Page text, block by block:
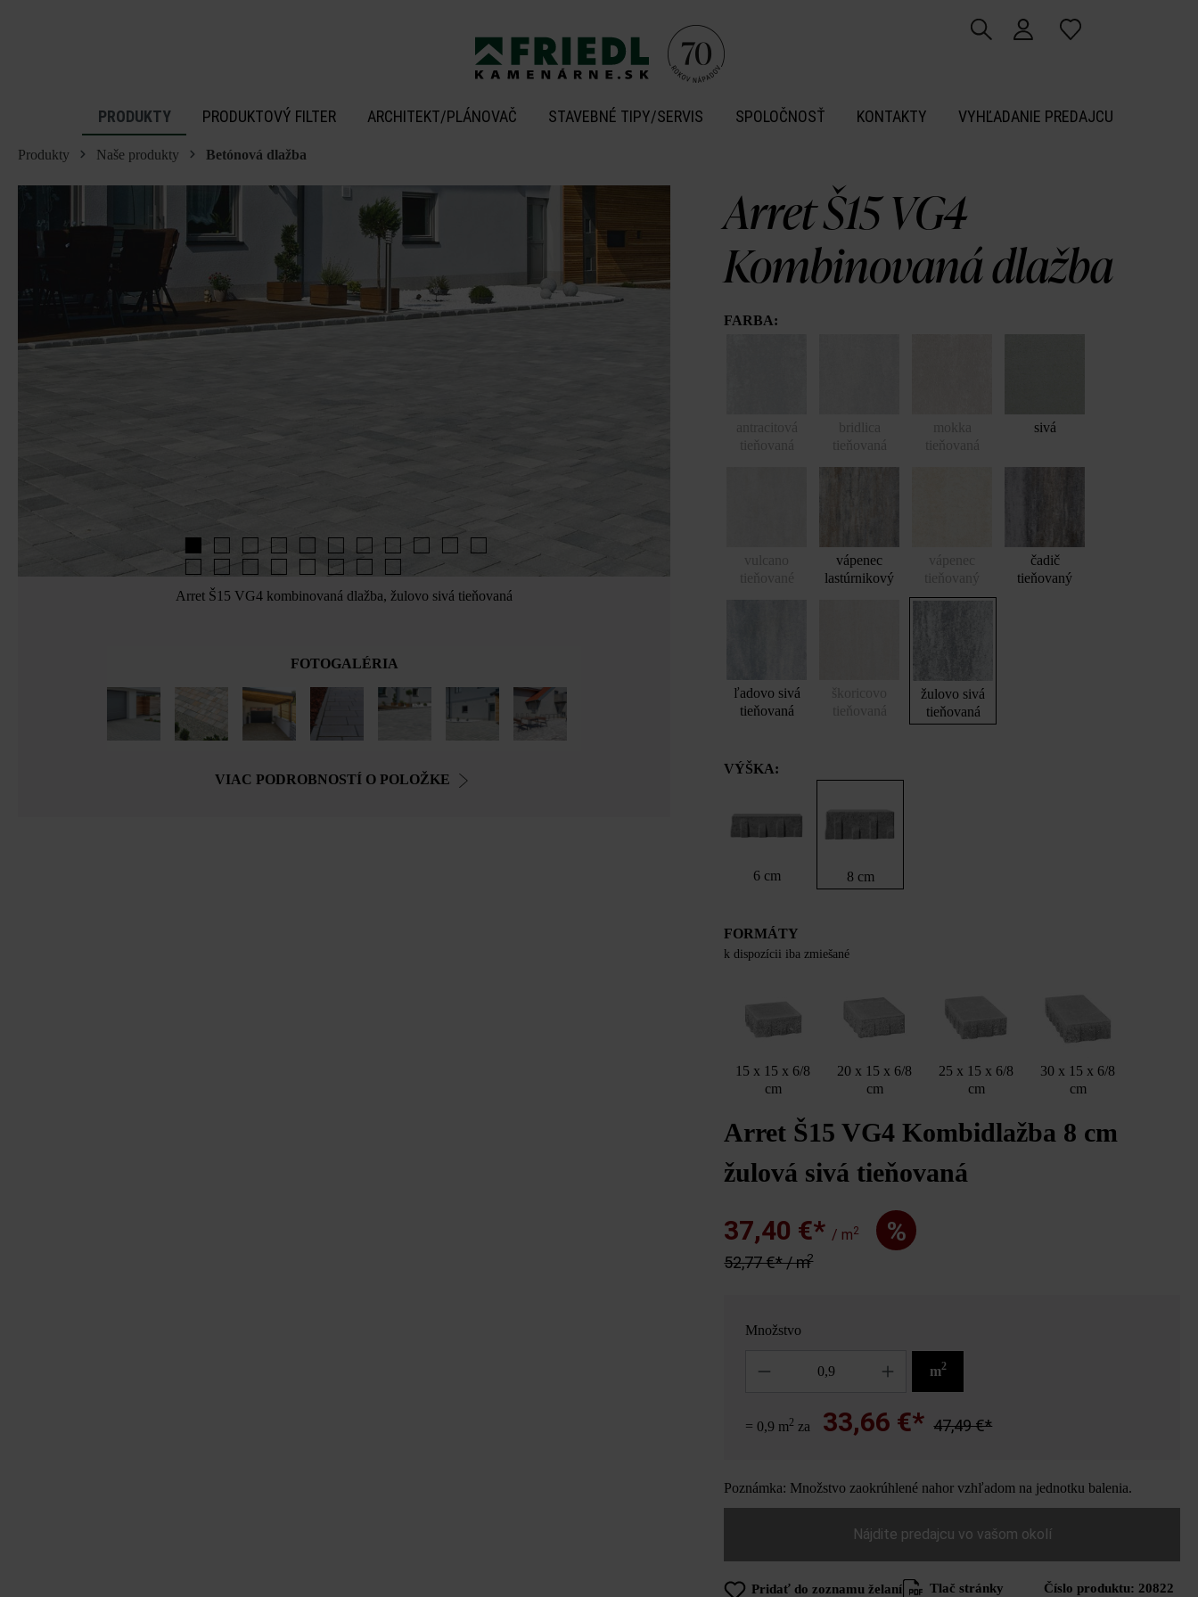
PRODUKTY PRODUKTOVÝ FILTER ARCHITEKT/PLÁNOVAČ STAVEBNÉ TIPY/SERVIS SPOLOČNOSŤ KONTAKTY VYHĽADANIE PREDAJCU
Produkty Naše produkty Betónová dlažba
Arret Š15 VG4 kombinovaná dlažba, žulovo sivá tieňovaná Arret Š15 VG4 kombinovaná dlažba, žulovo sivá tieňovaná
FOTOGALÉRIA
VIAC PODROBNOSTÍ O POLOŽKE
Arret Š15 VG4
Kombinovaná dlažba
FARBA:
sivá
vápenec
lastúrnikový
čadič
tieňovaný
ľadovo sivá
tieňovaná
žulovo sivá
tieňovaná
VÝŠKA:
6 cm 8 cm
FORMÁTY
k dispozícii iba zmiešané
15 x 15 x 6/8
cm
20 x 15 x 6/8
cm
25 x 15 x 6/8
cm
30 x 15 x 6/8
cm
Arret Š15 VG4 Kombidlažba 8 cm
žulová sivá tieňovaná
37,40 €* / m2 %
52,77 €* / m2
Množstvo
m2
= 0,9 m2 za 33,66 €* 47,49 €*
Poznámka: Množstvo zaokrúhlené nahor vzhľadom na jednotku balenia.
Nájdite predajcu vo vašom okolí
Pridať do zoznamu želaní Tlač stránky Číslo produktu: 20822